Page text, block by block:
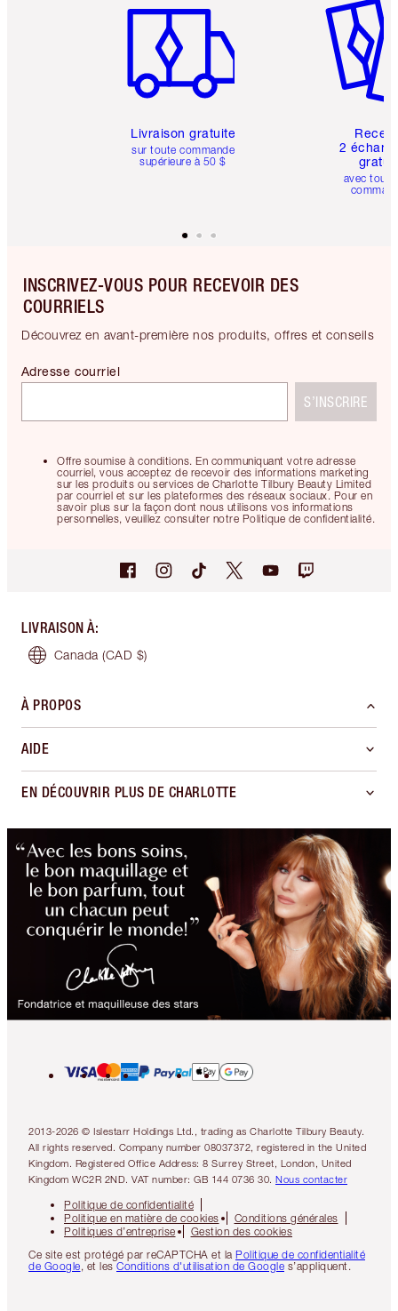
Livraison gratuite
sur toute commande
supérieure à 50 $
2
avec
INSCRIVEZ-VOUS POUR RECEVOIR DES
COURRIELS
Découvrez en avant-première nos produits, offres et conseils
Offre soumise à conditions. En communiquant votre adresse
courriel, vous acceptez de recevoir des informations marketing
sur les produits ou services de Charlotte Tilbury Beauty Limited
par courriel et sur les plateformes des réseaux sociaux. Pour en
savoir plus sur la façon dont nous utilisons vos informations
personnelles, veuillez consulter notre Politique de confidentialité.
Adresse courriel
S’INSCRIRE
LIVRAISON À:
Canada (CAD $)
À PROPOS
AIDE
EN DÉCOUVRIR PLUS DE CHARLOTTE
2013-2026 © Islestarr Holdings Ltd., trading as Charlotte Tilbury Beauty.
All rights reserved. Company number 08037372, registered in the United
Kingdom. Registered Office Address: 8 Surrey Street, London, United
Kingdom WC2R 2ND. VAT number: GB 144 0736 30. Nous contacter
Politique de confidentialité
Politique en matière de cookies
Conditions générales
Politiques d’entreprise
Gestion des cookies
Ce site est protégé par reCAPTCHA et la Politique de confidentialité
de Google, et les Conditions d'utilisation de Google s’appliquent.